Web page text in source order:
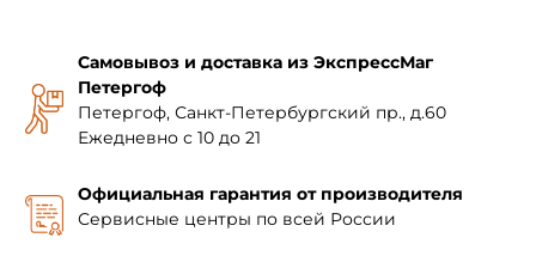
Самовывоз и доставка из ЭкспрессМаг
Петергоф
Петергоф, Санкт-Петербургский пр., д.60
Ежедневно с 10 до 21
Официальная гарантия от производителя
Сервисные центры по всей России